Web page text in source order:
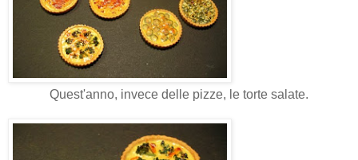
Quest'anno, invece delle pizze, le torte salate.